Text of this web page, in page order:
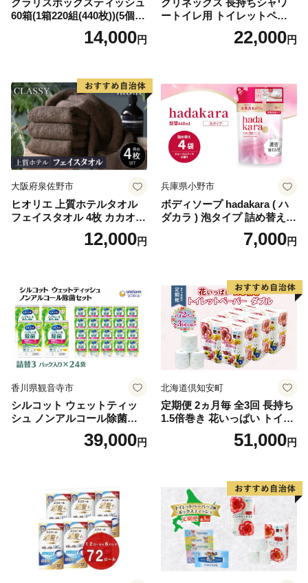
クラリスボックスティッシュ
60箱(1箱220組(440枚))(5個入
り×12セット)【1256759】
14,000円
クリネックス 長持ちシャワ
ートイレ用 トイレットペー
パー（ダブル）64ロール(8ロ
ール×8パック) 開成町 トイレ
蓄 防災 エコ 消耗品 生活雑貨
生活用品 無香料 トイレット
ペーパー ダブル といれっと
ぺーぱー トイレ クレシア ト
イレットペーパー [BDBH002
-1]
22,000円
大阪府泉佐野市
ヒオリエ 上質ホテルタオル
フェイスタオル 4枚 カカオ
【タオル 泉州タオル 吸水 普
段使い 無地 シンプル 日用品
12,000円
兵庫県小野市
ボディソープ hadakara ( ハ
ダカラ ) 泡タイプ 詰め替え 4
40ml×4袋 ボディーソープ 泡
ボディソープ 泡 日用品 消耗
泡石鹸 石鹸 兵庫 兵庫県 小野
7,000円
香川県観音寺市
シルコット ウェットティッ
シュ ノンアルコール除菌詰
替（43枚×3P）×24袋 日用品
おもちゃ 拭き取り 手拭き 外
39,000円
北海道倶知安町
定期便 2ヵ月毎 全3回 長持ち
1.5倍巻き 花いっぱい トイレ
ットペーパー ダブル 45ｍ 計
72ロール 全18種 花柄 プリン
ー 消耗品 備蓄 送料無料 北海
道 倶知安町 日用品
51,000円